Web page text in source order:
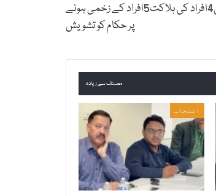
راک فورڈ میں4افراد کی ہلاکت5افراد کے زخمی ہونے
پر حکام کو تشویش
مصنف سے زیادہ
انتخاب